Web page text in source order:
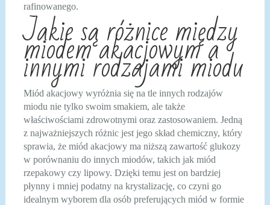
rafinowanego.
Jakie są różnice między
miodem akacjowym a
innymi rodzajami miodu
Miód akacjowy wyróżnia się na tle innych rodzajów
miodu nie tylko swoim smakiem, ale także
właściwościami zdrowotnymi oraz zastosowaniem. Jedną
z najważniejszych różnic jest jego skład chemiczny, który
sprawia, że miód akacjowy ma niższą zawartość glukozy
w porównaniu do innych miodów, takich jak miód
rzepakowy czy lipowy. Dzięki temu jest on bardziej
płynny i mniej podatny na krystalizację, co czyni go
idealnym wyborem dla osób preferujących miód w formie